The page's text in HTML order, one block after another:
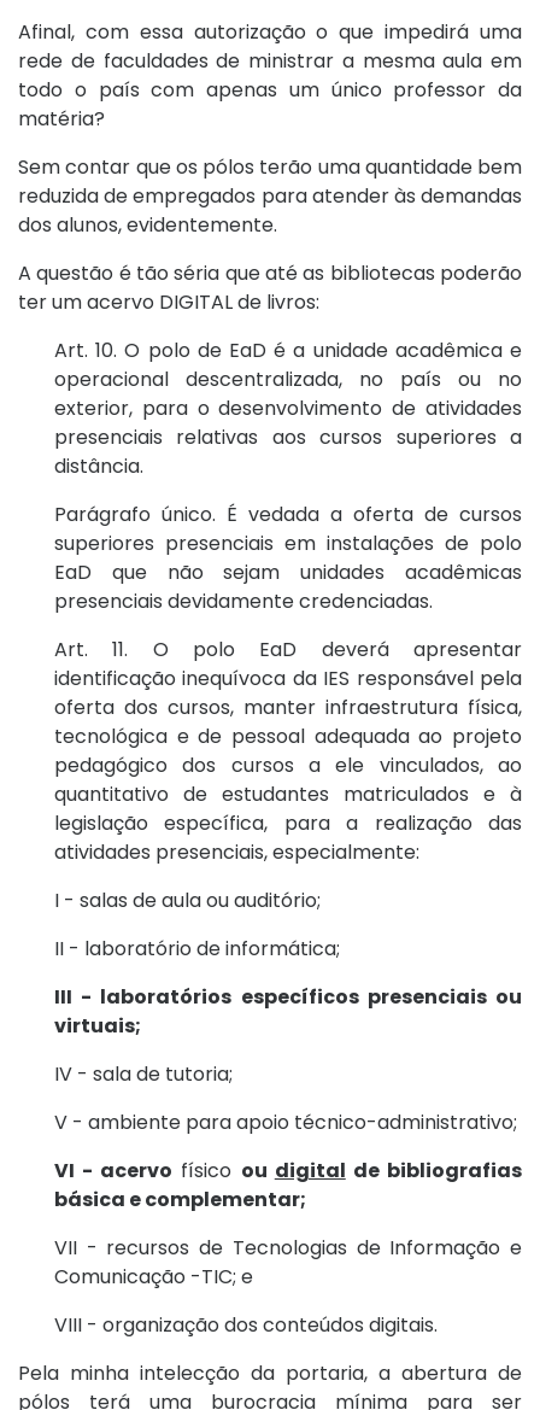
Afinal, com essa autorização o que impedirá uma
rede de faculdades de ministrar a mesma aula em
todo o país com apenas um único professor da
matéria?
Sem contar que os pólos terão uma quantidade bem
reduzida de empregados para atender às demandas
dos alunos, evidentemente.
A questão é tão séria que até as bibliotecas poderão
ter um acervo DIGITAL de livros:
Art. 10. O polo de EaD é a unidade acadêmica e
operacional descentralizada, no país ou no
exterior, para o desenvolvimento de atividades
presenciais relativas aos cursos superiores a
distância.
Parágrafo único. É vedada a oferta de cursos
superiores presenciais em instalações de polo
EaD que não sejam unidades acadêmicas
presenciais devidamente credenciadas.
Art. 11. O polo EaD deverá apresentar
identificação inequívoca da IES responsável pela
oferta dos cursos, manter infraestrutura física,
tecnológica e de pessoal adequada ao projeto
pedagógico dos cursos a ele vinculados, ao
quantitativo de estudantes matriculados e à
legislação específica, para a realização das
atividades presenciais, especialmente:
I - salas de aula ou auditório;
II - laboratório de informática;
III - laboratórios específicos presenciais ou
virtuais;
IV - sala de tutoria;
V - ambiente para apoio técnico-administrativo;
VI - acervo físico ou digital de bibliografias
básica e complementar;
VII - recursos de Tecnologias de Informação e
Comunicação -TIC; e
VIII - organização dos conteúdos digitais.
Pela minha intelecção da portaria, a abertura de
pólos terá uma burocracia mínima para ser